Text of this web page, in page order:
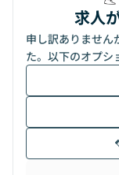
求人
申し訳ありません
た。以下のオプシ